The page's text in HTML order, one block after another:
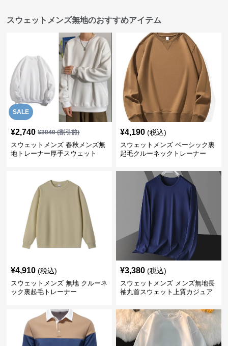
スウェットメンズ無地のおすすめアイテム
SALE
¥2,740 ¥3040(割引前)
スウェットメンズ 春秋メンズ無
地トレーナー厚手スウェット
¥4,190 (税込)
スウェットメンズ ベーシック裏
起毛クルーネックトレーナー
¥4,910 (税込)
スウェットメンズ 無地 クルーネ
ック裏起毛トレーナー
¥3,380 (税込)
スウェットメンズ メンズ無地長
袖丸首スウェット上質カジュア